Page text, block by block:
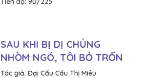
SAU KHI BỊ DỊ CHỦNG
NHÒM NGÓ, TÔI BỎ TRỐN
Tác giả: Đại Cẩu Cẩu Thị Miêu